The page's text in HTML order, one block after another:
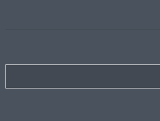
05 أغسطس
رسميًا.. انطلاق الدورى الممتاز 21 أغسطس.. وقمة الزمالك